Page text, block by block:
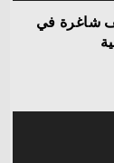
شاغرة في